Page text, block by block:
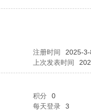
注册时间
2025-
上次发表时间
积分
0
每天登录
3